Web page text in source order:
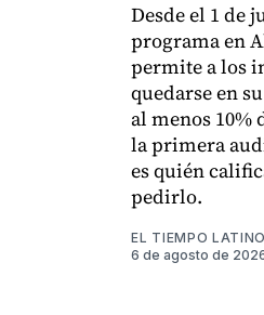
Desde el 1 de
programa en
permite a los
quedarse en
al menos 10%
la primera
es quién
pedirlo.
EL TIEMPO
6 de agosto de